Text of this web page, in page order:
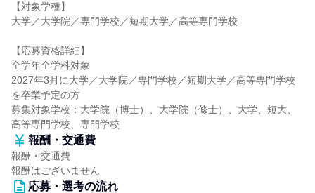
【対象学種】
大学／大学院／専門学校／短期大学／高等専門学校
【応募資格詳細】
全学年全学科対象
2027年3月に大学／大学院／専門学校／短期大学／高等専門学校
を卒業予定の方
募集対象学校：大学院（博士）、大学院（修士）、大学、短大、
高等専門学校、専門学校
報酬・交通費
報酬・交通費
報酬はございません
応募・選考の流れ